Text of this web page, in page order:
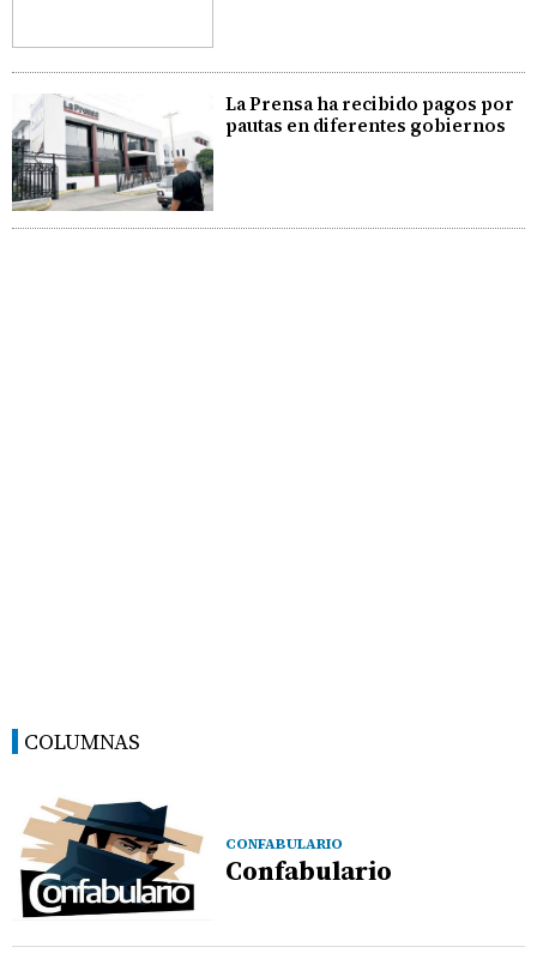
La Prensa ha recibido pagos por
pautas en diferentes gobiernos
COLUMNAS
CONFABULARIO
Confabulario